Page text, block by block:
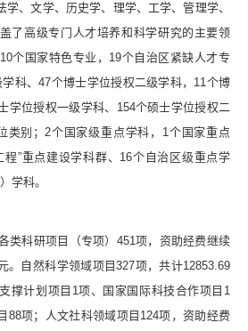
、文学、历史学、理学、工学、管理学、
了高级专门人才培养和科学研究的主要领
个国家特色专业，19个自治区紧缺人才专
科、47个博士学位授权二级学科，11个博
学位授权一级学科、154个硕士学位授权二
类别；2个国家级重点学科，1个国家重点
程”重点建设学科群、16个自治区级重点学
学科。
类科研项目（专项）451项，资助经费继续
。自然科学领域项目327项，共计12853.69
撑计划项目1项、国家国际科技合作项目1
88项；人文社科领域项目124项，资助经费